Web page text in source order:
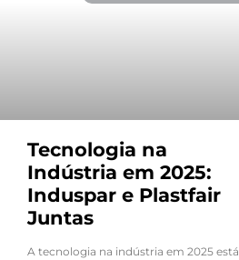
Tecnologia na
Indústria em 2025:
Induspar e Plastfair
Juntas
A tecnologia na indústria em 2025 está